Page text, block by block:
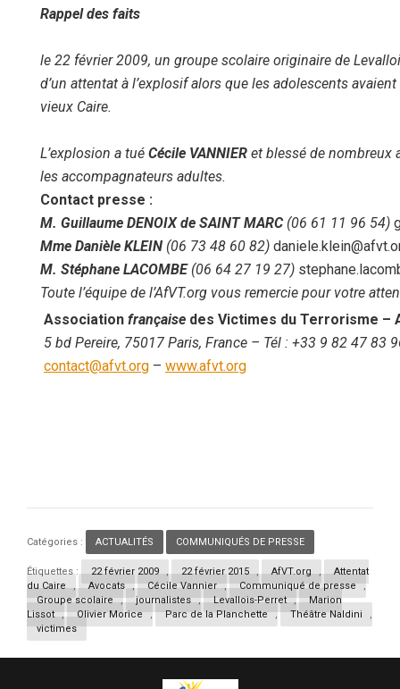
Rappel des faits
le 22 février 2009, un groupe scolaire originaire de
d’un attentat à l’explosif alors que les adolescents
vieux Caire.
L’explosion a tué Cécile VANNIER et blessé de nombreux
les accompagnateurs adultes.
Contact presse :
M. Guillaume DENOIX de SAINT MARC(06 61 11 96 54)
Mme Danièle KLEIN (06 73 48 60 82)
M. Stéphane LACOMBE(06 64 27 19 27)
Toute l’équipe de l’AfVT.org vous remercie pour votre
Association française des Victimes du Terrorisme –
5 bd Pereire, 75017 Paris, France – Tél : +33 9 82 47 83
contact@afvt.org – www.afvt.org
Catégories : ACTUALITÉS COMMUNIQUÉS DE PRESSE
Étiquettes : 22 février 2009 , 22 février 2015 , AfVT.org ,
Attentat
du Caire
, Avocats , Cécile Vannier , Communiqué de presse
,
Groupe scolaire
, journalistes , Levallois-Perret ,
Marion
Lissot
, Olivier Morice , Parc de la Planchette , Théâtre Naldini
,
victimes